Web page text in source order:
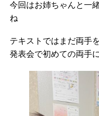
今回はお姉ちゃんと一
ね
テキストではまだ両手
発表会で初めての両手